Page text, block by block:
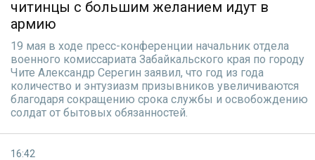
читинцы с большим желанием идут в
армию
19 мая в ходе пресс-конференции начальник отдела
военного комиссариата Забайкальского края по городу
Чите Александр Серегин заявил, что год из года
количество и энтузиазм призывников увеличиваются
благодаря сокращению срока службы и освобождению
солдат от бытовых обязанностей.
16:42